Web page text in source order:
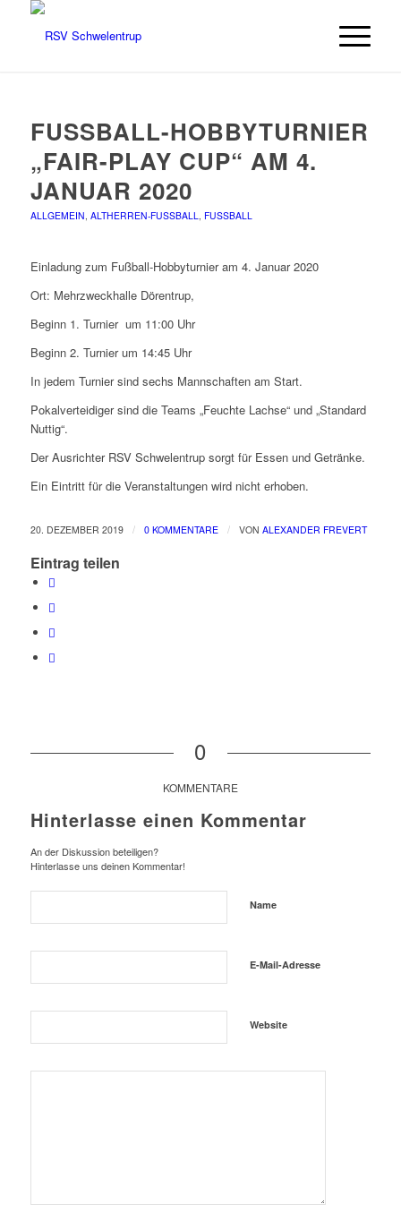
FUSSBALL-HOBBYTURNIER „
FAIR-PLAY CUP“ AM 4. J
ANUAR 2020
ALLGEMEIN, ALTHERREN-FUSSBALL , FUSSBALL
Einladung zum Fußball-Hobbyturnier am 4. Januar 2020
Ort: Mehrzweckhalle Dörentrup,
Beginn 1. Turnier um 11:00 Uhr
Beginn 2. Turnier um 14:45 Uhr
In jedem Turnier sind sechs Mannschaften am Start.
Pokalverteidiger sind die Teams „Feuchte Lachse“ und „Standard
Nuttig“.
Der Ausrichter RSV Schwelentrup sorgt für Essen und Getränke.
Ein Eintritt für die Veranstaltungen wird nicht erhoben.
20. DEZEMBER 2019 / 0 KOMMENTARE / VON ALEXANDER FREVERT
Eintrag teilen
0
KOMMENTARE
Hinterlasse einen Kommentar
An der Diskussion beteiligen?
Hinterlasse uns deinen Kommentar!
Name
E-Mail-Adresse
Website